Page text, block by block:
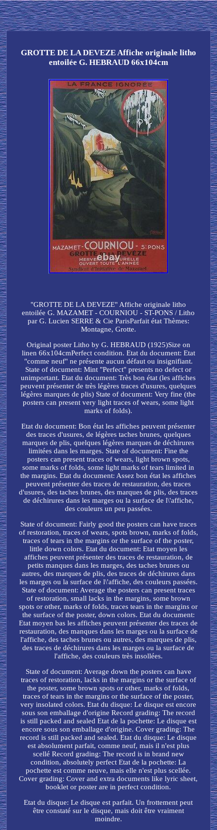
GROTTE DE LA DEVEZE Affiche originale litho
entoilée G. HEBRAUD 66x104cm
"GROTTE DE LA DEVEZE" Affiche originale litho
entoilée G. MAZAMET - COURNIOU - ST-PONS / Litho
par G. Lucien SERRE & Cie ParisParfait état Thèmes:
Montagne, Grotte.
Original poster Litho by G. HEBRAUD (1925)Size on
linen 66x104cmPerfect condition. Etat du document: Etat
"comme neuf" ne présente aucun défaut ou insignifiant.
State of document: Mint "Perfect" presents no defect or
unimportant. Etat du document: Très bon état (les affiches
peuvent présenter de très légères traces d'usures, quelques
légères marques de plis) State of document: Very fine (the
posters can present very light traces of wears, some light
marks of folds).
Etat du document: Bon état les affiches peuvent présenter
des traces d'usures, de légères taches brunes, quelques
marques de plis, quelques légères marques de déchirures
limitées dans les marges. State of document: Fine the
posters can present traces of wears, light brown spots,
some marks of folds, some light marks of tears limited in
the margins. Etat du document: Assez bon état les affiches
peuvent présenter des traces de restauration, des traces
d'usures, des taches brunes, des marques de plis, des traces
de déchirures dans les marges ou la surface de l\'affiche,
des couleurs un peu passées.
State of document: Fairly good the posters can have traces
of restoration, traces of wears, spots brown, marks of folds,
traces of tears in the margins or the surface of the poster,
little down colors. Etat du document: Etat moyen les
affiches peuvent présenter des traces de restauration, de
petits manques dans les marges, des taches brunes ou
autres, des marques de plis, des traces de déchirures dans
les marges ou la surface de l\'affiche, des couleurs passées.
State of document: Average the posters can present traces
of restoration, small lacks in the margins, some brown
spots or other, marks of folds, traces tears in the margins or
the surface of the poster, down colors. Etat du document:
Etat moyen bas les affiches peuvent présenter des traces de
restauration, des manques dans les marges ou la surface de
l'affiche, des taches brunes ou autres, des marques de plis,
des traces de déchirures dans les marges ou la surface de
l'affiche, des couleurs très insollées.
State of document: Average down the posters can have
traces of restoration, lacks in the margins or the surface of
the poster, some brown spots or other, marks of folds,
traces of tears in the margins or the surface of the poster,
very insolated colors. Etat du disque: Le disque est encore
sous son emballage d'origine Record grading: The record
is still packed and sealed Etat de la pochette: Le disque est
encore sous son emballage d'origine. Cover grading: The
record is still packed and sealed. Etat du disque: Le disque
est absolument parfait, comme neuf, mais il n'est plus
scellé Record grading: The record is in brand new
condition, absolutely perfect Etat de la pochette: La
pochette est comme neuve, mais elle n'est plus scellée.
Cover grading: Cover and extra documents like lyric sheet,
booklet or poster are in perfect condition.
Etat du disque: Le disque est parfait. Un frottement peut
être constaté sur le disque, mais doit être vraiment
moindre.